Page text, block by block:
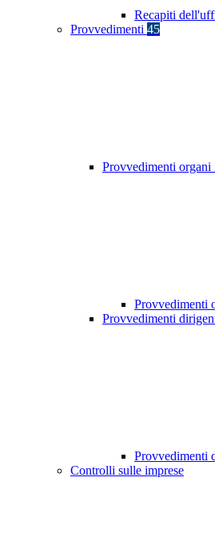
Recapiti
Provvedimenti 45
Provvedimenti
Provvedimenti
Provvedimenti
Provvedimenti
Controlli sulle imprese